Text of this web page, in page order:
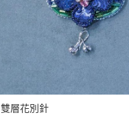
雙層花別針